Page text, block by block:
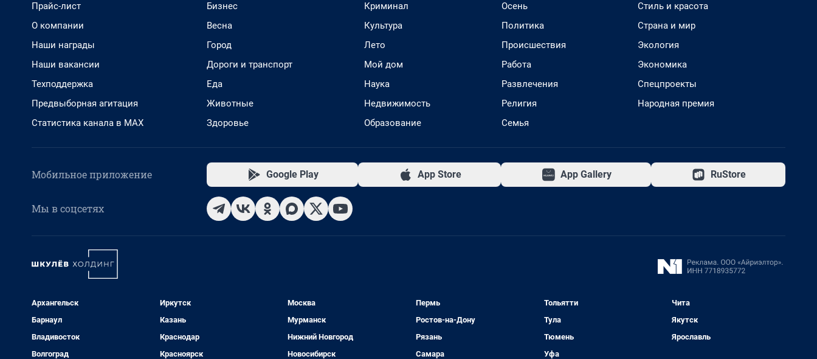
Прайс-лист
О компании
Наши награды
Наши вакансии
Техподдержка
Предвыборная агитация
Статистика канала в MAX
Бизнес
Весна
Город
Дороги и транспорт
Еда
Животные
Здоровье
Криминал
Культура
Лето
Мой дом
Наука
Недвижимость
Образование
Осень
Политика
Происшествия
Работа
Развлечения
Религия
Семья
Стиль и красота
Страна и мир
Экология
Экономика
Спецпроекты
Народная премия
Мобильное приложение Google Play App Store App Gallery RuStore
Мы в соцсетях
Архангельск
Барнаул
Владивосток
Волгоград
Иркутск
Казань
Краснодар
Красноярск
Москва
Мурманск
Нижний Новгород
Новосибирск
Пермь
Ростов-на-Дону
Рязань
Самара
Тольятти
Тула
Тюмень
Уфа
Чита
Якутск
Ярославль